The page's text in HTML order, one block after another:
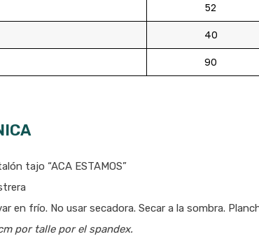
52
40
90
tajo “ACA ESTAMOS”
en frío. No usar secadora. Secar a la sombra.
por talle por el spandex.